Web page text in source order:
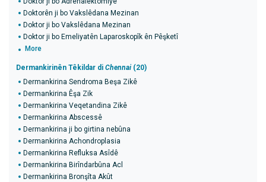
Doktorên ji bo Vakslêdana Mezinan
Doktor ji bo Vakslêdana Mezinan
Doktor ji bo Emeliyatên Laparoskopîk ên Pêşketî
More
Dermankirinên Têkildar di Chennai (20)
Dermankirina Sendroma Beşa Zikê
Dermankirina Êşa Zik
Dermankirina Veqetandina Zikê
Dermankirina Abscessê
Dermankirina ji bo girtina nebûna
Dermankirina Achondroplasia
Dermankirina Refluksa Asîdê
Dermankirina Birîndarbûna Acl
Dermankirina Bronşîta Akût